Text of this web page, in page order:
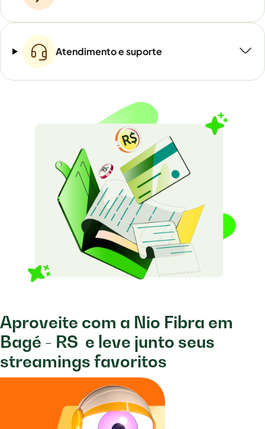
Atendimento e suporte
Aproveite com a Nio Fibra em
Bagé - RS e leve junto seus
streamings favoritos